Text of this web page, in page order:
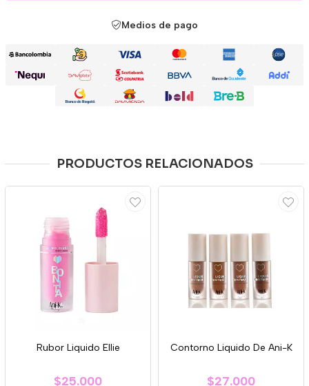
Medios de pago
PRODUCTOS RELACIONADOS
Rubor Liquido Ellie
$25.000
Contorno Liquido De Ani-K
$27.000